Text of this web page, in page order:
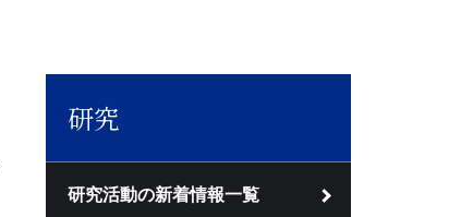
研究
研究活動の新着情報一覧